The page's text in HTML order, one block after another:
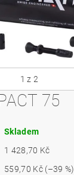
1 z 2
75
Skladem
1 428,70 Kč
559,70 Kč (–39 %)